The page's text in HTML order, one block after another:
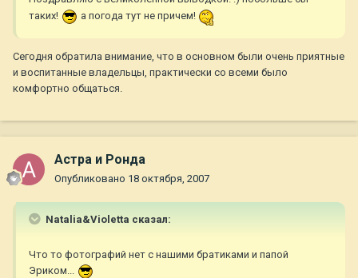
таких!
а погода тут не причем!
Сегодня обратила внимание, что в основном были очень приятные
и воспитанные владельцы, практически со всеми было
комфортно общаться.
Астра и Ронда
Опубликовано 18 октября, 2007
Natalia&Violetta сказал:
Что то фотографий нет с нашими братиками и папой
Эриком...